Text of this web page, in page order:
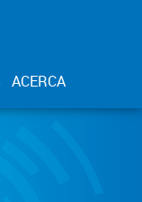
ACERCA